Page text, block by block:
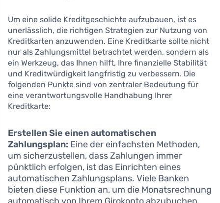
Um eine solide Kreditgeschichte aufzubauen, ist es
unerlässlich, die richtigen Strategien zur Nutzung von
Kreditkarten anzuwenden. Eine Kreditkarte sollte nicht
nur als Zahlungsmittel betrachtet werden, sondern als
ein Werkzeug, das Ihnen hilft, Ihre finanzielle Stabilität
und Kreditwürdigkeit langfristig zu verbessern. Die
folgenden Punkte sind von zentraler Bedeutung für
eine verantwortungsvolle Handhabung Ihrer
Kreditkarte:
Erstellen Sie einen automatischen
Zahlungsplan: Eine der einfachsten Methoden,
um sicherzustellen, dass Zahlungen immer
pünktlich erfolgen, ist das Einrichten eines
automatischen Zahlungsplans. Viele Banken
bieten diese Funktion an, um die Monatsrechnung